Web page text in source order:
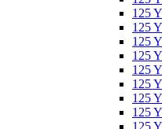
125
125
125
125
125
125
125
125
125